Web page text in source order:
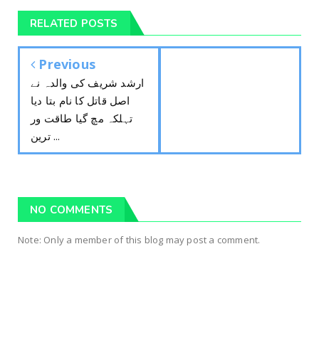
RELATED POSTS
Previous
ارشد شریف کی والدہ نے
اصل قاتل کا نام بتا دیا
تہلکہ مچ گیا طاقت ور
ترین ...
NO COMMENTS
Note: Only a member of this blog may post a comment.